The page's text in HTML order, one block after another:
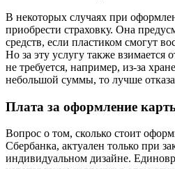
В некоторых случаях при
приобрести страховку. Она
средств, если пластиком смогут
Но за эту услугу также взимается
не требуется, например, из-за
небольшой суммы, то лучше
Плата за оформление
Вопрос о том, сколько стоит
Сбербанка, актуален только при
индивидуальном дизайне.